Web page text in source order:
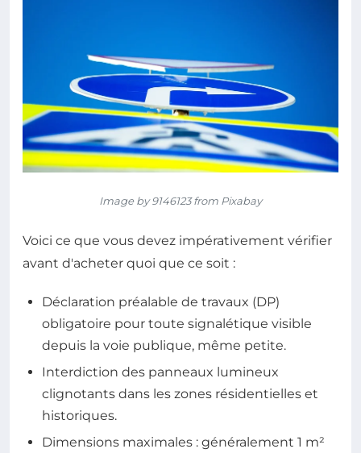
Image by 9146123 from Pixabay
Voici ce que vous devez impérativement vérifier
avant d'acheter quoi que ce soit :
Déclaration préalable de travaux (DP)
obligatoire pour toute signalétique visible
depuis la voie publique, même petite.
Interdiction des panneaux lumineux
clignotants dans les zones résidentielles et
historiques.
Dimensions maximales : généralement 1 m²